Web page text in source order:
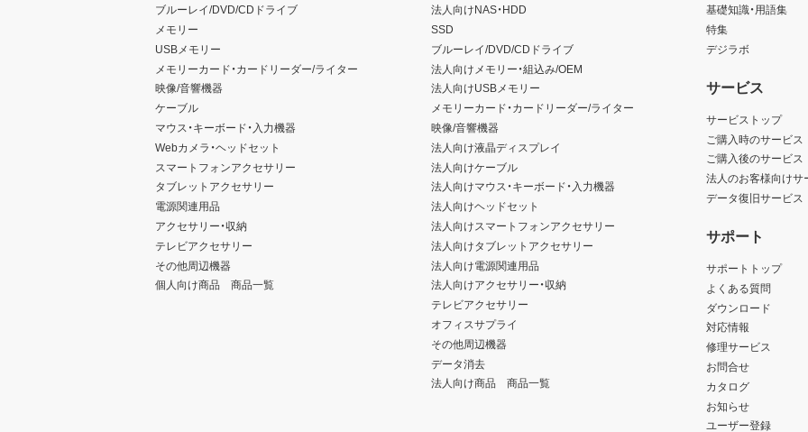
ブルーレイ/DVD/CDドライブ
メモリー
USBメモリー
メモリーカード・カードリーダー/ライター
映像/音響機器
ケーブル
マウス・キーボード・入力機器
Webカメラ・ヘッドセット
スマートフォンアクセサリー
タブレットアクセサリー
電源関連用品
アクセサリー・収納
テレビアクセサリー
その他周辺機器
個人向け商品 商品一覧
法人向けNAS・HDD
SSD
ブルーレイ/DVD/CDドライブ
法人向けメモリー・組込み/OEM
法人向けUSBメモリー
メモリーカード・カードリーダー/ライター
映像/音響機器
法人向け液晶ディスプレイ
法人向けケーブル
法人向けマウス・キーボード・入力機器
法人向けヘッドセット
法人向けスマートフォンアクセサリー
法人向けタブレットアクセサリー
法人向け電源関連用品
法人向けアクセサリー・収納
テレビアクセサリー
オフィスサプライ
その他周辺機器
データ消去
法人向け商品 商品一覧
基礎知識・用語集
特集
デジラボ
サービス
サービストップ
ご購入時のサービス
ご購入後のサービス
法人のお客様向けサ
データ復旧サービス
サポート
サポートトップ
よくある質問
ダウンロード
対応情報
修理サービス
お問合せ
カタログ
お知らせ
ユーザー登録